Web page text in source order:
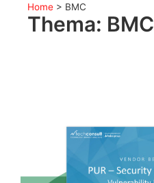
Home > BMC
Thema: BMC